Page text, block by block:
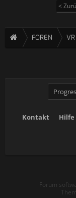
<
FOREN
Kontakt Hilfe
Forum